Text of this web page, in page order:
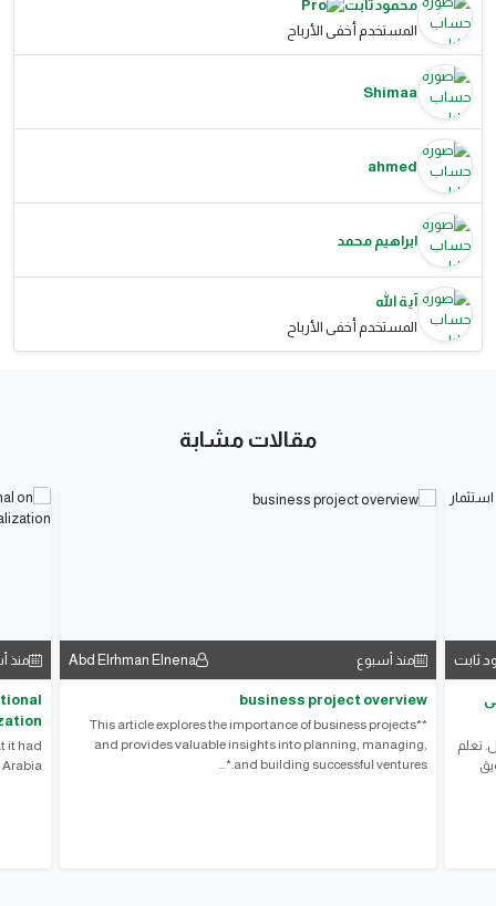
محمود ثابت
المستخدم أخفى الأرباح
Shimaa
ahmed
ابراهيم محمد
آية الله
المستخدم أخفى الأرباح
مقالات مشابة
ثابت
تعلم
منذ أسبوع Abd Elrhman Elnena
business project overview
**This article explores the importance of business projects
and provides valuable insights into planning, managing,
and building successful ventures.*...
منذ
it had
Arabia